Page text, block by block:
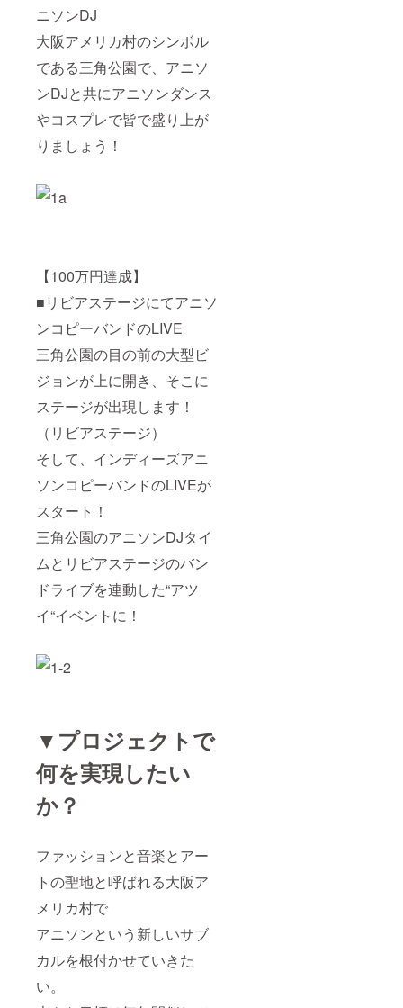
ニソンDJ
大阪アメリカ村のシンボル
である三角公園で、アニソ
ンDJと共にアニソンダンス
やコスプレで皆で盛り上が
りましょう！
【100万円達成】
■リビアステージにてアニソ
ンコピーバンドのLIVE
三角公園の目の前の大型ビ
ジョンが上に開き、そこに
ステージが出現します！
（リビアステージ）
そして、インディーズアニ
ソンコピーバンドのLIVEが
スタート！
三角公園のアニソンDJタイ
ムとリビアステージのバン
ドライブを連動した“アツ
イ“イベントに！
▼プロジェクトで
何を実現したい
か？
ファッションと音楽とアー
トの聖地と呼ばれる大阪ア
メリカ村で
アニソンという新しいサブ
カルを根付かせていきた
い。